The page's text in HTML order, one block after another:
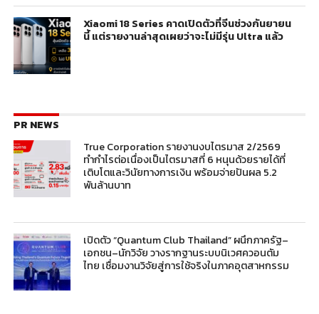
Xiaomi 18 Series คาดเปิดตัวที่จีนช่วงกันยายน
นี้ แต่รายงานล่าสุดเผยว่าจะไม่มีรุ่น Ultra แล้ว
PR NEWS
True Corporation รายงานงบไตรมาส 2/2569
ทำกำไรต่อเนื่องเป็นไตรมาสที่ 6 หนุนด้วยรายได้ที่
เติบโตและวินัยทางการเงิน พร้อมจ่ายปันผล 5.2
พันล้านบาท
เปิดตัว “Quantum Club Thailand” ผนึกภาครัฐ–
เอกชน–นักวิจัย วางรากฐานระบบนิเวศควอนตัม
ไทย เชื่อมงานวิจัยสู่การใช้จริงในภาคอุตสาหกรรม